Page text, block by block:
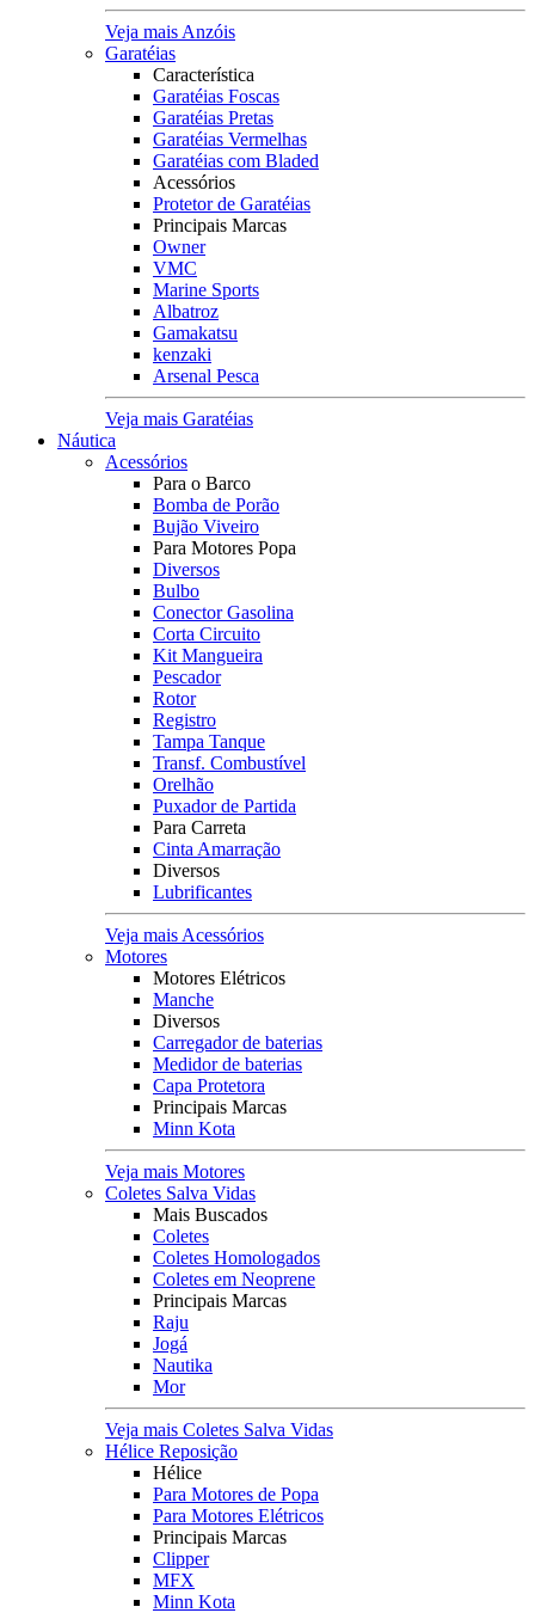
Veja mais Anzóis
Garatéias
Característica
Garatéias Foscas
Garatéias Pretas
Garatéias Vermelhas
Garatéias com Bladed
Acessórios
Protetor de Garatéias
Principais Marcas
Owner
VMC
Marine Sports
Albatroz
Gamakatsu
kenzaki
Arsenal Pesca
Veja mais Garatéias
Náutica
Acessórios
Para o Barco
Bomba de Porão
Bujão Viveiro
Para Motores Popa
Diversos
Bulbo
Conector Gasolina
Corta Circuito
Kit Mangueira
Pescador
Rotor
Registro
Tampa Tanque
Transf. Combustível
Orelhão
Puxador de Partida
Para Carreta
Cinta Amarração
Diversos
Lubrificantes
Veja mais Acessórios
Motores
Motores Elétricos
Manche
Diversos
Carregador de baterias
Medidor de baterias
Capa Protetora
Principais Marcas
Minn Kota
Veja mais Motores
Coletes Salva Vidas
Mais Buscados
Coletes
Coletes Homologados
Coletes em Neoprene
Principais Marcas
Raju
Jogá
Nautika
Mor
Veja mais Coletes Salva Vidas
Hélice Reposição
Hélice
Para Motores de Popa
Para Motores Elétricos
Principais Marcas
Clipper
MFX
Minn Kota